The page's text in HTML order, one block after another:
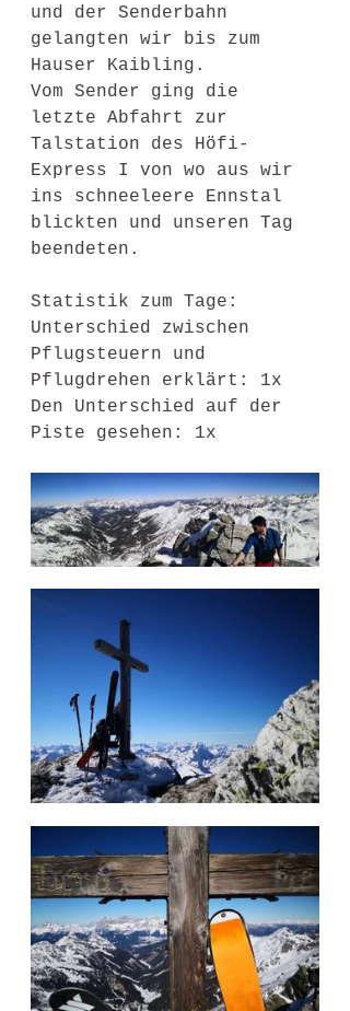
und der Senderbahn
gelangten wir bis zum
Hauser Kaibling.
Vom Sender ging die
letzte Abfahrt zur
Talstation des Höfi-
Express I von wo aus wir
ins schneeleere Ennstal
blickten und unseren Tag
beendeten.
Statistik zum Tage:
Unterschied zwischen
Pflugsteuern und
Pflugdrehen erklärt: 1x
Den Unterschied auf der
Piste gesehen: 1x